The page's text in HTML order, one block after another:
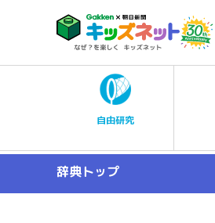
自由研究
辞典トップ